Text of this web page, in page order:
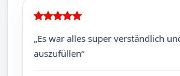
„Es war alles super verständlich
auszufüllen“